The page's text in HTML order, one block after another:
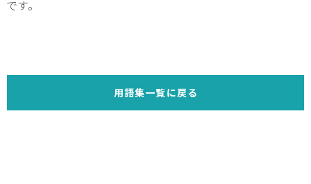
です。
用語集一覧に戻る